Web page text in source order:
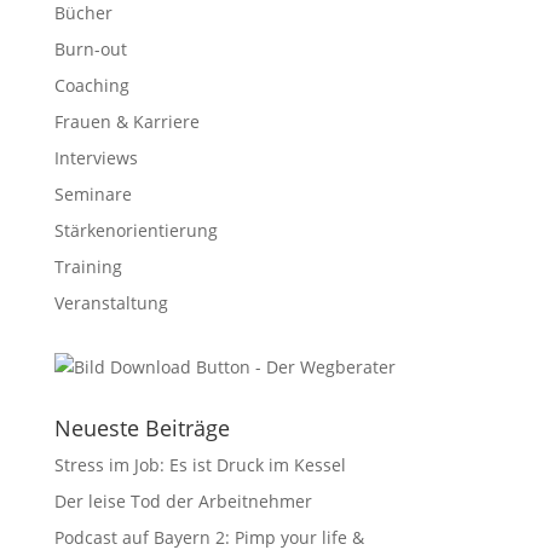
Bücher
Burn-out
Coaching
Frauen & Karriere
Interviews
Seminare
Stärkenorientierung
Training
Veranstaltung
Neueste Beiträge
Stress im Job: Es ist Druck im Kessel
Der leise Tod der Arbeitnehmer
Podcast auf Bayern 2: Pimp your life &